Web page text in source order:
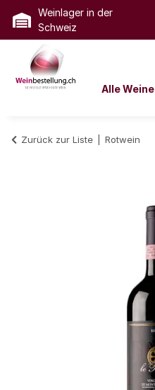
Weinlager in der
Schweiz
Alle Weine
Zurück zur Liste Rotwein